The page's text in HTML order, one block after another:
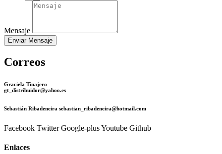
Mensaje
Enviar Mensaje
Correos
Graciela Tinajero
gt_distribuidor@yahoo.es
Sebastián Ribadeneira sebastian_ribadeneira@hotmail.com
Facebook Twitter Google-plusYoutube Github
Enlaces